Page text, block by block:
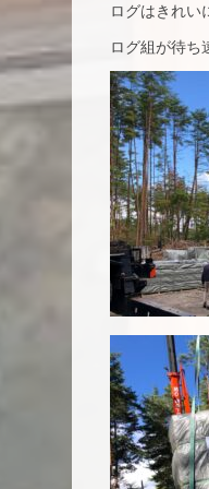
ログはきれい
ログ組が待ち